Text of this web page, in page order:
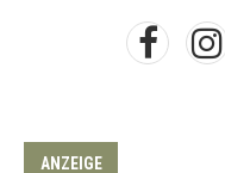
ANZEIGE